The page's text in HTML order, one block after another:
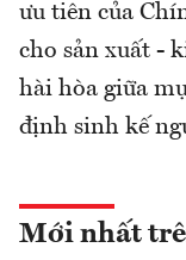
ưu tiên của
cho sản xuất -
hài hòa giữa
định sinh kế
Mới nhất